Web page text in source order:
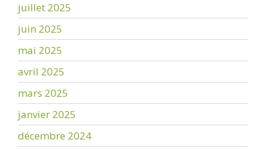
juillet 2025
juin 2025
mai 2025
avril 2025
mars 2025
janvier 2025
décembre 2024